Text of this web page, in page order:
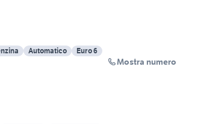
Automatico
Euro 6
Mostra numero